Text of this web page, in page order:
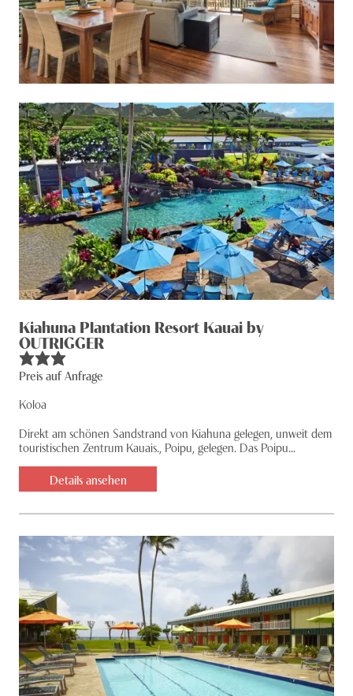
Kiahuna Plantation Resort Kauai by
OUTRIGGER
Preis auf Anfrage
Koloa
Direkt am schönen Sandstrand von Kiahuna gelegen, unweit dem
touristischen Zentrum Kauais., Poipu, gelegen. Das Poipu...
Details ansehen